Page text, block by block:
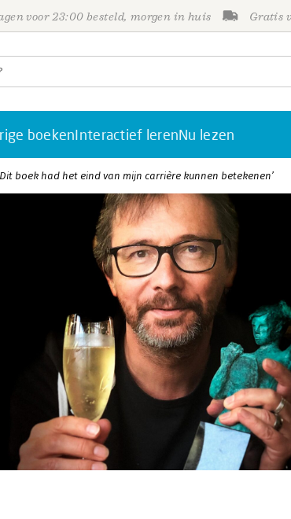
voor 23:00 besteld, morgen in huis Gratis
boekenInteractief lerenNu lezen
boek had het eind van mijn carrière kunnen betekenen’